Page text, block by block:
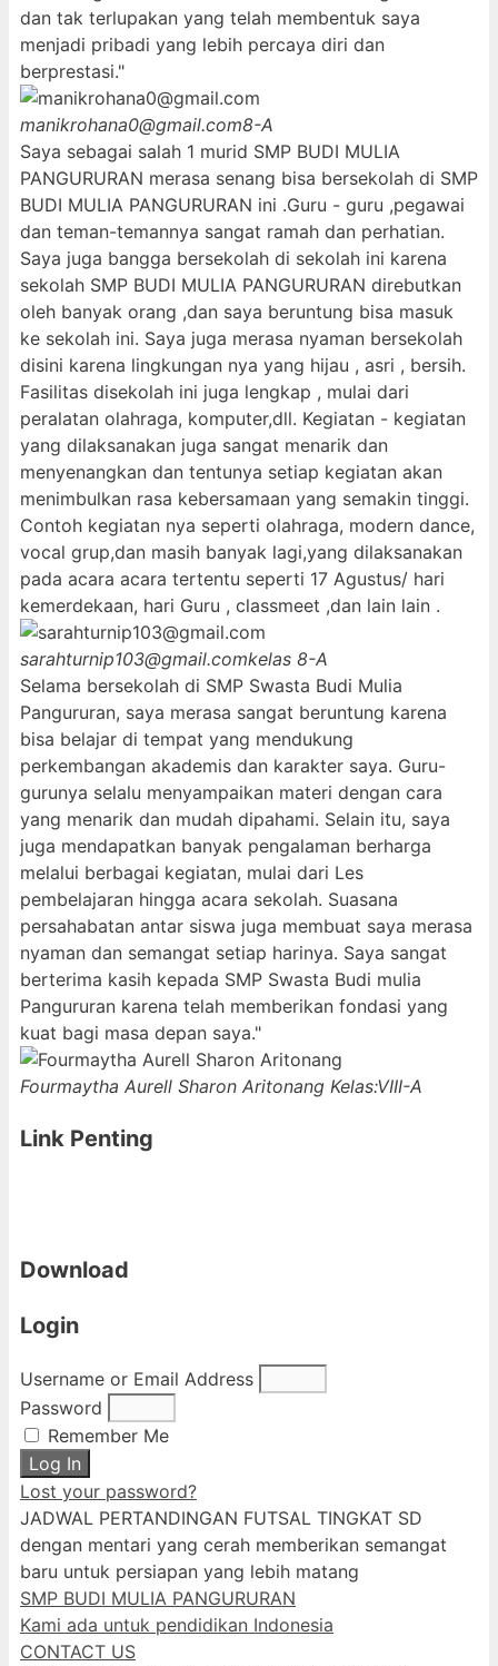
dan tak terlupakan yang telah membentuk saya
menjadi pribadi yang lebih percaya diri dan
berprestasi."
manikrohana0@gmail.com8-A
Saya sebagai salah 1 murid SMP BUDI MULIA
PANGURURAN merasa senang bisa bersekolah di SMP
BUDI MULIA PANGURURAN ini .Guru - guru ,pegawai
dan teman-temannya sangat ramah dan perhatian.
Saya juga bangga bersekolah di sekolah ini karena
sekolah SMP BUDI MULIA PANGURURAN direbutkan
oleh banyak orang ,dan saya beruntung bisa masuk
ke sekolah ini. Saya juga merasa nyaman bersekolah
disini karena lingkungan nya yang hijau , asri , bersih.
Fasilitas disekolah ini juga lengkap , mulai dari
peralatan olahraga, komputer,dll. Kegiatan - kegiatan
yang dilaksanakan juga sangat menarik dan
menyenangkan dan tentunya setiap kegiatan akan
menimbulkan rasa kebersamaan yang semakin tinggi.
Contoh kegiatan nya seperti olahraga, modern dance,
vocal grup,dan masih banyak lagi,yang dilaksanakan
pada acara acara tertentu seperti 17 Agustus/ hari
kemerdekaan, hari Guru , classmeet ,dan lain lain .
sarahturnip103@gmail.comkelas 8-A
Selama bersekolah di SMP Swasta Budi Mulia
Pangururan, saya merasa sangat beruntung karena
bisa belajar di tempat yang mendukung
perkembangan akademis dan karakter saya. Guru-
gurunya selalu menyampaikan materi dengan cara
yang menarik dan mudah dipahami. Selain itu, saya
juga mendapatkan banyak pengalaman berharga
melalui berbagai kegiatan, mulai dari Les
pembelajaran hingga acara sekolah. Suasana
persahabatan antar siswa juga membuat saya merasa
nyaman dan semangat setiap harinya. Saya sangat
berterima kasih kepada SMP Swasta Budi mulia
Pangururan karena telah memberikan fondasi yang
kuat bagi masa depan saya."
Fourmaytha Aurell Sharon Aritonang Kelas:VIII-A
Link Penting
Download
Login
Username or Email Address
Password
Remember Me
Log In
Lost your password?
JADWAL PERTANDINGAN FUTSAL TINGKAT SD
dengan mentari yang cerah memberikan semangat
baru untuk persiapan yang lebih matang
SMP BUDI MULIA PANGURURAN
Kami ada untuk pendidikan Indonesia
CONTACT US